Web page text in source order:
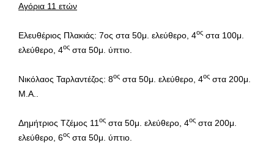
Αγόρια 11 ετών
Ελευθέριος Πλακιάς: 7ος στα 50μ. ελεύθερο, 4ος στα 100μ.
ελεύθερο, 4ος στα 50μ. ύπτιο.
Νικόλαος Ταρλαντέζος: 8ος στα 50μ. ελεύθερο, 4ος στα 200μ.
Μ.Α..
Δημήτριος Τζέμος 11 ος στα 50μ. ελεύθερο, 4ος στα 200μ.
ελεύθερο, 6ος στα 50μ. ύπτιο.